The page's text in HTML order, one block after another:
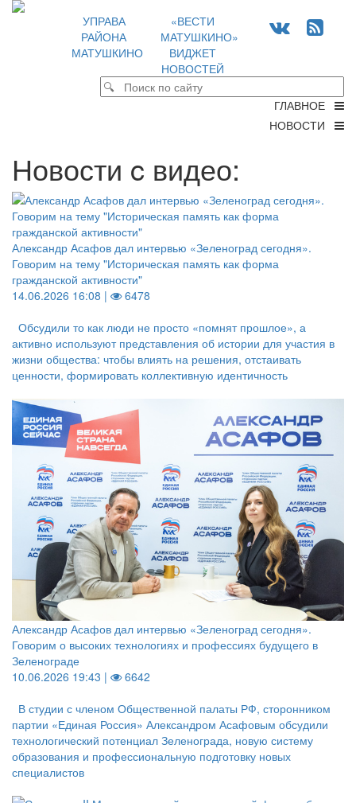
УПРАВА
РАЙОНА
МАТУШКИНО
«ВЕСТИ
МАТУШКИНО»
ВИДЖЕТ
НОВОСТЕЙ
ГЛАВНОЕ
НОВОСТИ
Новости c видео:
Александр Асафов дал интервью «Зеленоград сегодня».
Говорим на тему "Историческая память как форма
гражданской активности"
14.06.2026 16:08 |
6478
Обсудили то как люди не просто «помнят прошлое», а
активно используют представления об истории для участия в
жизни общества: чтобы влиять на решения, отстаивать
ценности, формировать коллективную идентичность
Александр Асафов дал интервью «Зеленоград сегодня».
Говорим о высоких технологиях и профессиях будущего в
Зеленограде
10.06.2026 19:43 |
6642
В студии с членом Общественной палаты РФ, сторонником
партии «Единая Россия» Александром Асафовым обсудили
технологический потенциал Зеленограда, новую систему
образования и профессиональную подготовку новых
специалистов